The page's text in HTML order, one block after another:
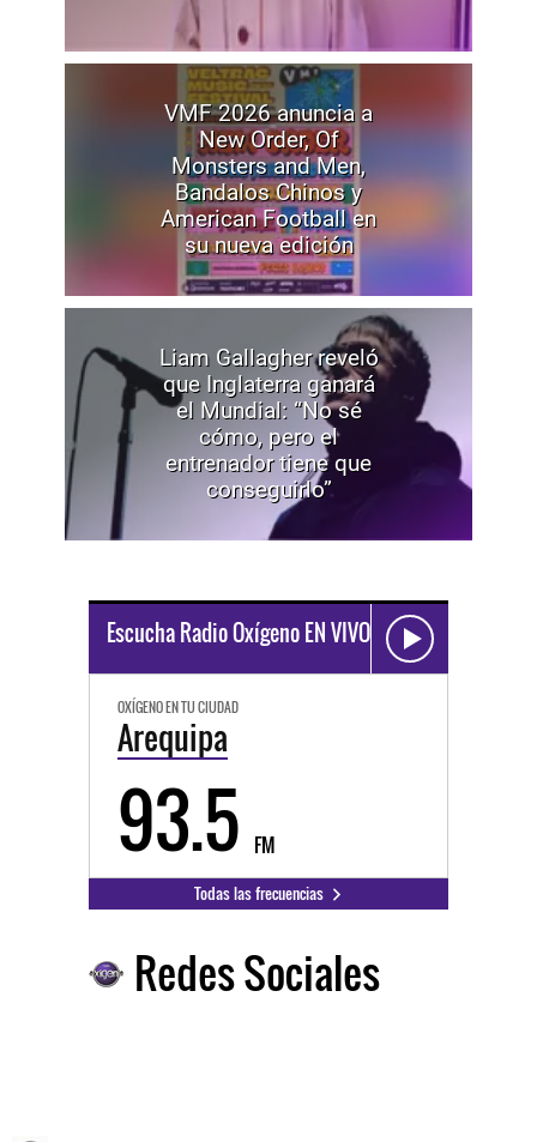
VMF 2026 anuncia a
New Order, Of
Monsters and Men,
Bandalos Chinos y
American Football en
su nueva edición
Liam Gallagher reveló
que Inglaterra ganará
el Mundial: “No sé
cómo, pero el
entrenador tiene que
conseguirlo”
Escucha Radio Oxígeno EN VIVO
OXÍGENO EN TU CIUDAD
Arequipa
93.5 FM
Todas las frecuencias
Redes Sociales